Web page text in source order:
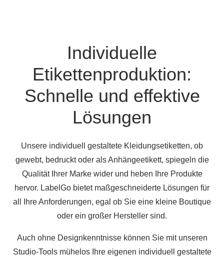
Individuelle
Etikettenproduktion:
Schnelle und effektive
Lösungen
Unsere individuell gestaltete Kleidungsetiketten, ob
gewebt, bedruckt oder als Anhängeetikett, spiegeln die
Qualität Ihrer Marke wider und heben Ihre Produkte
hervor. LabelGo bietet maßgeschneiderte Lösungen für
all Ihre Anforderungen, egal ob Sie eine kleine Boutique
oder ein großer Hersteller sind.
Auch ohne Designkenntnisse können Sie mit unseren
Studio-Tools mühelos Ihre eigenen individuell gestaltete